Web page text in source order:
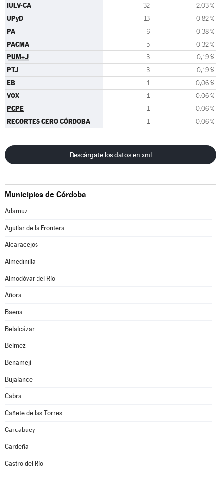
IULV-CA 32 2,03 %
UPyD 13 0,82 %
PA 6 0,38 %
PACMA 5 0,32 %
PUM+J 3 0,19 %
PTJ 3 0,19 %
EB 1 0,06 %
VOX 1 0,06 %
PCPE 1 0,06 %
RECORTES CERO CÓRDOBA 1 0,06 %
Descárgate los datos en xml
Municipios de Córdoba
Adamuz
Aguilar de la Frontera
Alcaracejos
Almedinilla
Almodóvar del Río
Añora
Baena
Belalcázar
Belmez
Benamejí
Bujalance
Cabra
Cañete de las Torres
Carcabuey
Cardeña
Castro del Río